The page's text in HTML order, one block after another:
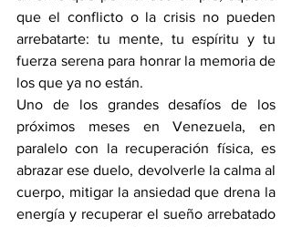
que el conflicto o la crisis no pueden
arrebatarte: tu mente, tu espíritu y tu
fuerza serena para honrar la memoria de
los que ya no están.
Uno de los grandes desafíos de los
próximos meses en Venezuela, en
paralelo con la recuperación física, es
abrazar ese duelo, devolverle la calma al
cuerpo, mitigar la ansiedad que drena la
energía y recuperar el sueño arrebatado